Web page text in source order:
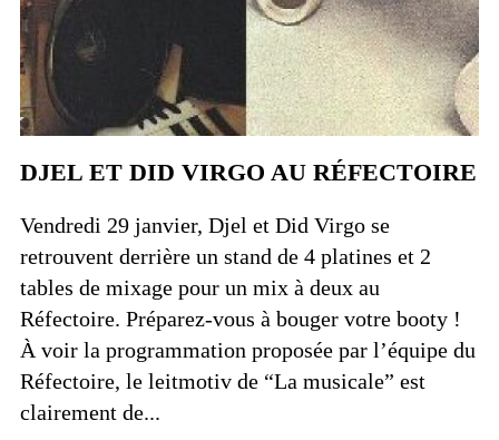
DJEL ET DID VIRGO AU RÉFECTOIRE
Vendredi 29 janvier, Djel et Did Virgo se
retrouvent derrière un stand de 4 platines et 2
tables de mixage pour un mix à deux au
Réfectoire. Préparez-vous à bouger votre booty !
À voir la programmation proposée par l’équipe du
Réfectoire, le leitmotiv de “La musicale” est
clairement de...